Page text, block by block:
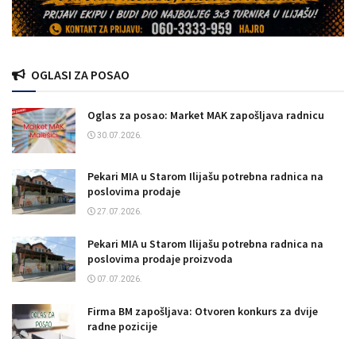
OGLASI ZA POSAO
Oglas za posao: Market MAK zapošljava radnicu
30.07.2026.
Pekari MIA u Starom Ilijašu potrebna radnica na
poslovima prodaje
27.07.2026.
Pekari MIA u Starom Ilijašu potrebna radnica na
poslovima prodaje proizvoda
07.07.2026.
Firma BM zapošljava: Otvoren konkurs za dvije
radne pozicije